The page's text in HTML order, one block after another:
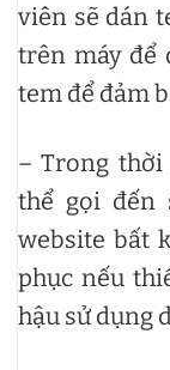
viên sẽ dán
trên máy để
tem để đảm
– Trong thời
thể gọi đến
website bất
phục nếu
hậu sử dụng